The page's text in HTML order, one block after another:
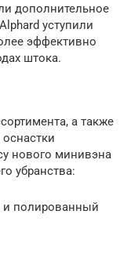
дополнительное
уступили
эффективно
штока.
а также
нового минивэна
убранства:
и полированный